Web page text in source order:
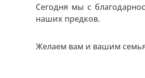
Сегодня мы с
наших предков.
Желаем вам и вашим